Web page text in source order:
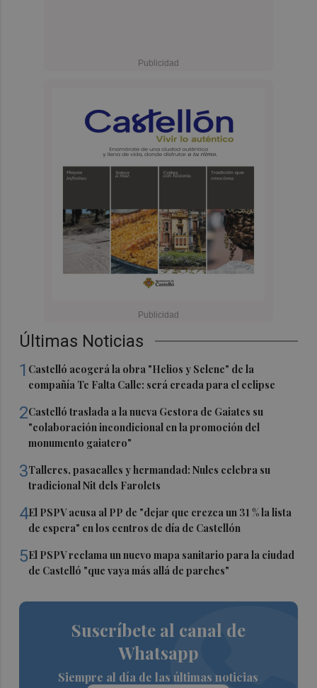
Últimas Noticias
1 Castelló acogerá la obra "Helios y Selene" de la
compañía Te Falta Calle: será creada para el eclipse
2Castelló traslada a la nueva Gestora de Gaiates su
"colaboración incondicional en la promoción del
monumento gaiatero"
3Talleres, pasacalles y hermandad: Nules celebra su
tradicional Nit dels Farolets
4El PSPV acusa al PP de "dejar que crezca un 31 % la lista
de espera" en los centros de día de Castellón
5El PSPV reclama un nuevo mapa sanitario para la ciudad
de Castelló "que vaya más allá de parches"
Suscríbete al canal de
Whatsapp
Siempre al día de las últimas noticias